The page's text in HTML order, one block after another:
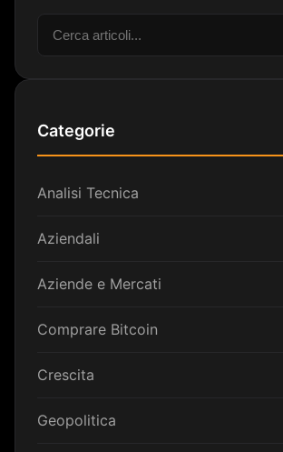
Cerca:
Categorie
Analisi Tecnica
Aziendali
Aziende e Mercati
Comprare Bitcoin
Crescita
Geopolitica